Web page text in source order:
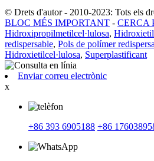
© Drets d'autor - 2010-2023: Tots els
BLOC MÉS IMPORTANT - CERCA
Hidroxipropilmetilcel·lulosa,
redispersable, Pols de polímer
Hidroxietilcel·lulosa, Superplastificant
Enviar correu electrònic
x
+86 393 6905188 +86